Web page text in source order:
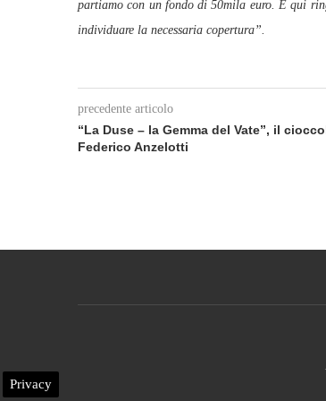
partiamo con un fondo di 50mila euro. E qui
individuare la necessaria copertura”.
precedente articolo
“La Duse – la Gemma del Vate”, il
Federico Anzelotti
Privacy